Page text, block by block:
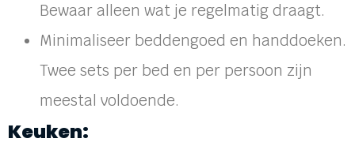
Bewaar alleen wat je regelmatig draagt.
Minimaliseer beddengoed en handdoeken.
Twee sets per bed en per persoon zijn
meestal voldoende.
Keuken: